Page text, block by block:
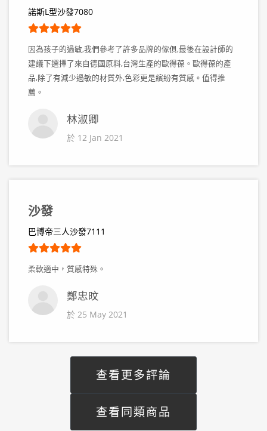
諾斯L型沙發7080
因為孩子的過敏,我們參考了許多品牌的傢俱,最後在設計師的
建議下選擇了來自德國原料,台灣生產的歐得葆。歐得葆的產
品,除了有減少過敏的材質外,色彩更是繽紛有質感。值得推
薦。
林淑卿
於 12 Jan 2021
沙發
巴博帝三人沙發7111
柔軟適中，質感特殊。
鄭忠旼
於 25 May 2021
查看更多評論
查看同類商品